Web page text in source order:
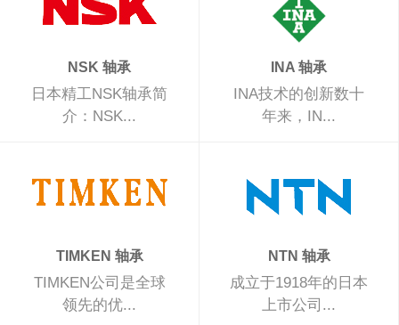
NSK 轴承
日本精工NSK轴承简
介：NSK...
INA 轴承
INA技术的创新数十
年来，IN...
TIMKEN 轴承
TIMKEN公司是全球
领先的优...
NTN 轴承
成立于1918年的日本
上市公司...